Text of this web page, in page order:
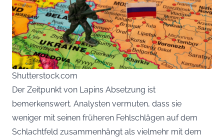
Shutterstock.com
Der Zeitpunkt von Lapins Absetzung ist
bemerkenswert. Analysten vermuten, dass sie
weniger mit seinen früheren Fehlschlägen auf dem
Schlachtfeld zusammenhängt als vielmehr mit dem